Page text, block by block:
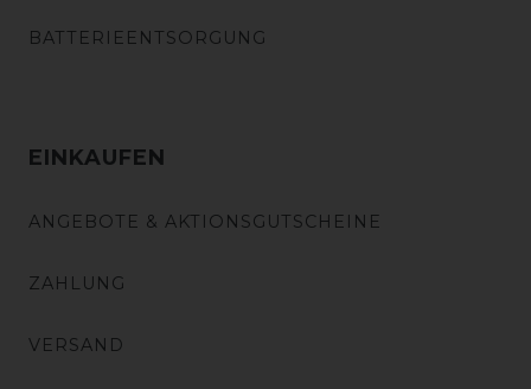
BATTERIEENTSORGUNG
EINKAUFEN
ANGEBOTE & AKTIONSGUTSCHEINE
ZAHLUNG
VERSAND